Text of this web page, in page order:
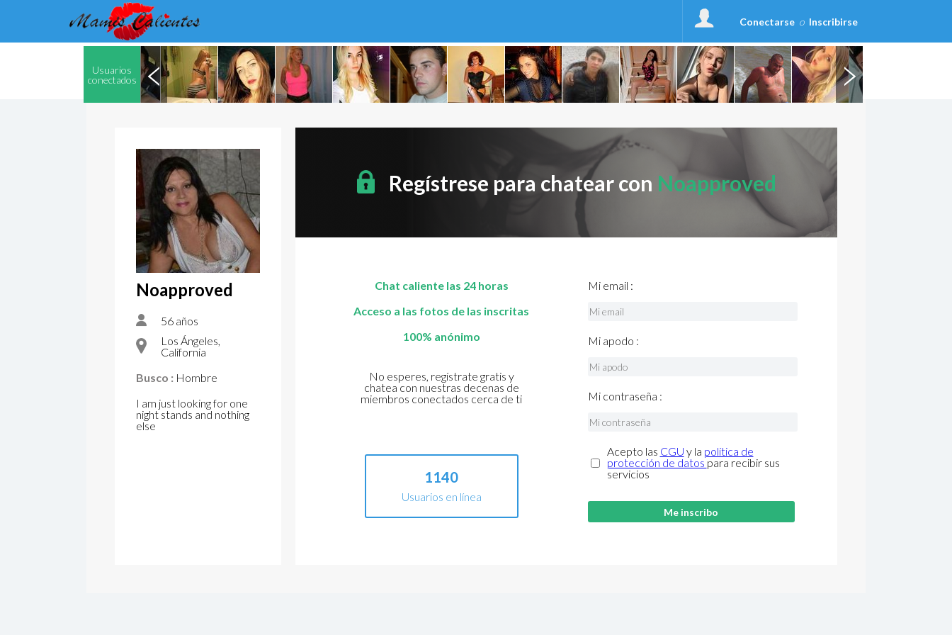
Conectarse o Inscribirse
Usuarios
conectados
Noapproved
56 años
Los Ángeles,
California
Busco : Hombre
I am just looking for one
night stands and nothing
else
Regístrese para chatear con Noapproved
Chat caliente las 24 horas
Acceso a las fotos de las inscritas
100% anónimo
No esperes, regístrate gratis y
chatea con nuestras decenas de
miembros conectados cerca de ti
1140
Usuarios en línea
Mi email :
Mi apodo :
Mi contraseña :
Acepto las CGU y la política de
protección de datos para recibir sus
servicios